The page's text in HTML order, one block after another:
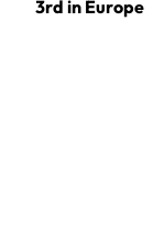
3rd in Europe